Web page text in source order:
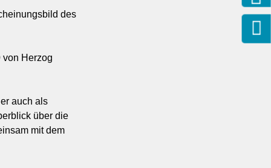
des
von Herzog
auch als
über die
mit dem